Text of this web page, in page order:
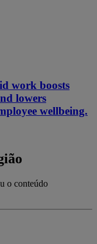
work boosts
lowers
wellbeing.
o conteúdo